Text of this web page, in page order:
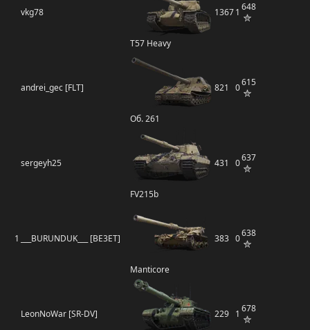
vkg78
T57 Heavy
13671 648
andrei_gec [FLT]
Об. 261
821 0615
sergeyh25
FV215b
431 0637
1 ___BURUNDUK___ [BE3ET]
Manticore
383 0638
LeonNoWar [SR-DV] 229 1 678